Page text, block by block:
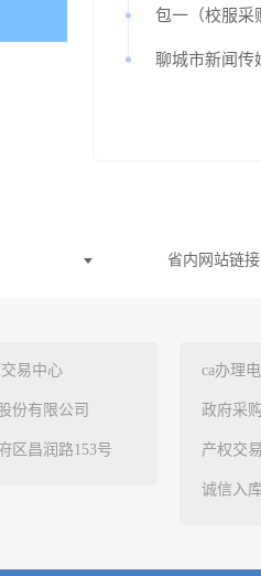
包一（校服采
聊城市新闻传
省内网站链接
易中心
份有限公司
区昌润路153号
ca办理
政府采
产权交
诚信入